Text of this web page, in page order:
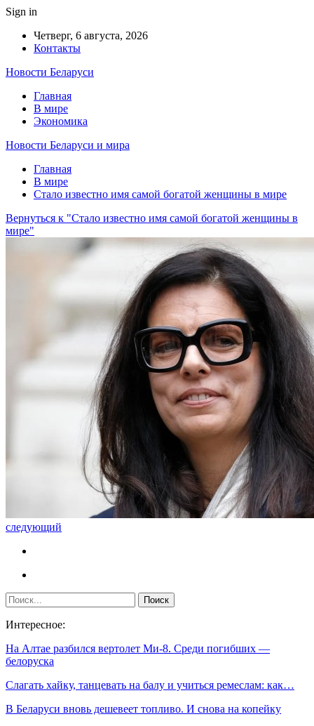
Sign in
Четверг, 6 августа, 2026
Контакты
Новости Беларуси
Главная
В мире
Экономика
Новости Беларуси и мира
Главная
В мире
Стало известно имя самой богатой женщины в мире
Вернуться к "Стало известно имя самой богатой женщины в
мире"
следующий
Интересное:
На Алтае разбился вертолет Ми-8. Среди погибших —
белоруска
Слагать хайку, танцевать на балу и учиться ремеслам: как…
В Беларуси вновь дешевеет топливо. И снова на копейку